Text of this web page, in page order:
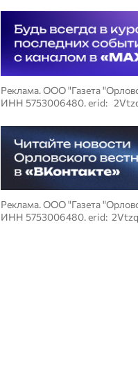
Реклама. ООО "Газета
ИНН 5753006480. erid:
Реклама. ООО "Газета
ИНН 5753006480. erid: